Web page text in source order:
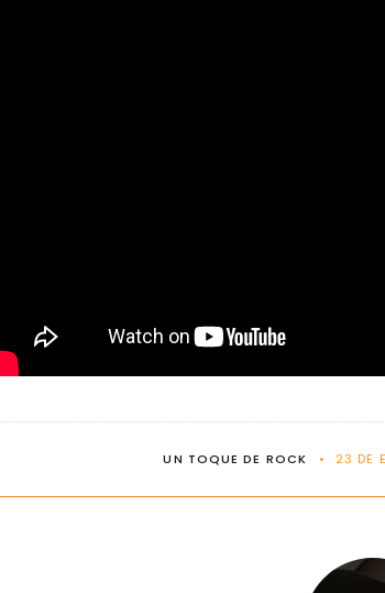
UN TOQUE DE ROCK 23 DE